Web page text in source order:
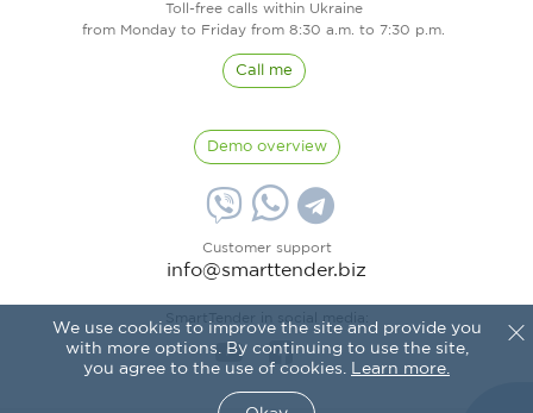
We use cookies to improve the site and provide you
with more options. By continuing to use the site,
you agree to the use of cookies.
Learn more.
Toll-free calls within Ukraine
from Monday to Friday from 8:30 a.m. to 7:30 p.m.
Call me
Customer support
info@smarttender.biz
Demo overview